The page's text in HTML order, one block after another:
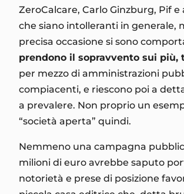
ZeroCalcare, Carlo Ginzburg, Pif e
che siano intolleranti in generale,
precisa occasione si sono
prendono il sopravvento sui più,
per mezzo di amministrazioni
compiacenti, e riescono poi a
a prevalere. Non proprio un
“società aperta” quindi.
Nemmeno una campagna
milioni di euro avrebbe saputo
notorietà e prese di posizione